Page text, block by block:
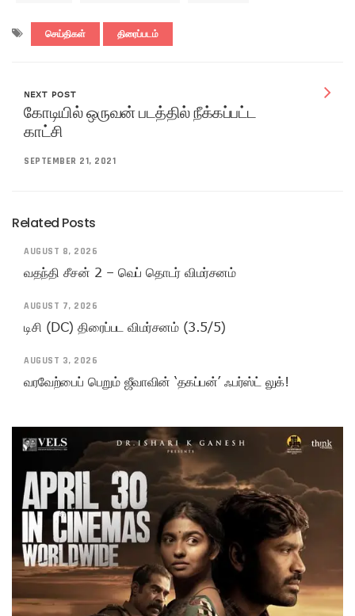
செய்திகள் திரைப்படம்
NEXT POST
கோடியில் ஒருவன் படத்தில் நீக்கப்பட்ட
காட்சி
SEPTEMBER 21, 2021
Related Posts
AUGUST 8, 2026
வதந்தி சீசன் 2 – வெப் தொடர் விமர்சனம்
AUGUST 7, 2026
டிசி (DC) திரைப்பட விமர்சனம் (3.5/5)
AUGUST 3, 2026
வரவேற்பைப் பெறும் ஜீவாவின் ‘தகப்பன்’ ஃபர்ஸ்ட் லுக்!